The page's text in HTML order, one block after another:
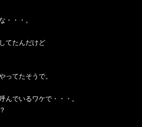
・・・。
てたんだけど
ってたそうで。
んでいるワケで・・・。